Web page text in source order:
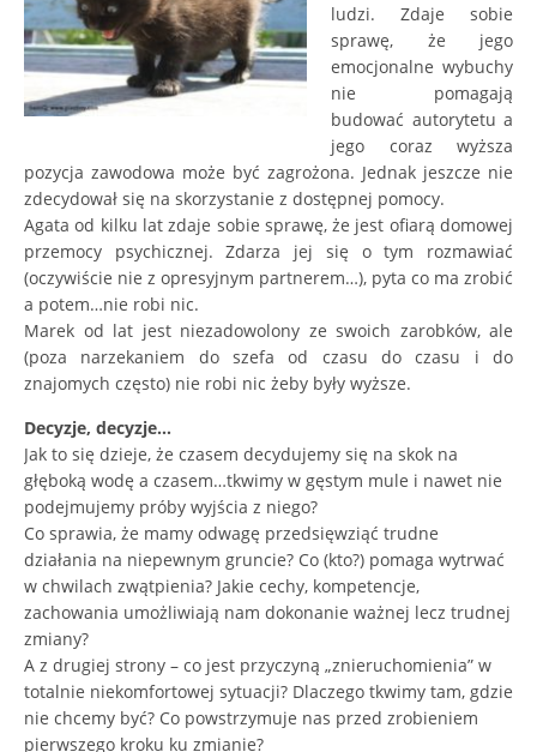
ludzi. Zdaje sobie
sprawę, że jego
emocjonalne wybuchy
nie pomagają
budować autorytetu a
jego coraz wyższa
pozycja zawodowa może być zagrożona. Jednak jeszcze nie
zdecydował się na skorzystanie z dostępnej pomocy.
Agata od kilku lat zdaje sobie sprawę, że jest ofiarą domowej
przemocy psychicznej. Zdarza jej się o tym rozmawiać
(oczywiście nie z opresyjnym partnerem…), pyta co ma zrobić
a potem…nie robi nic.
Marek od lat jest niezadowolony ze swoich zarobków, ale
(poza narzekaniem do szefa od czasu do czasu i do
znajomych często) nie robi nic żeby były wyższe.
Decyzje, decyzje…
Jak to się dzieje, że czasem decydujemy się na skok na
głęboką wodę a czasem…tkwimy w gęstym mule i nawet nie
podejmujemy próby wyjścia z niego?
Co sprawia, że mamy odwagę przedsięwziąć trudne
działania na niepewnym gruncie? Co (kto?) pomaga wytrwać
w chwilach zwątpienia? Jakie cechy, kompetencje,
zachowania umożliwiają nam dokonanie ważnej lecz trudnej
zmiany?
A z drugiej strony – co jest przyczyną „znieruchomienia” w
totalnie niekomfortowej sytuacji? Dlaczego tkwimy tam, gdzie
nie chcemy być? Co powstrzymuje nas przed zrobieniem
pierwszego kroku ku zmianie?